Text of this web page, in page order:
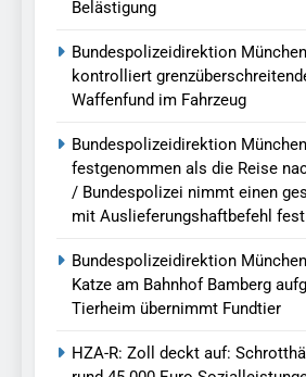
Belästigung
Bundespolizeidirektion
kontrolliert
Waffenfund im Fahrzeug
Bundespolizeidirektion
festgenommen als die Reise
/ Bundespolizei nimmt einen
mit Auslieferungshaftbefehl fest
Bundespolizeidirektion
Katze am Bahnhof Bamberg
Tierheim übernimmt Fundtier
HZA-R: Zoll deckt auf: